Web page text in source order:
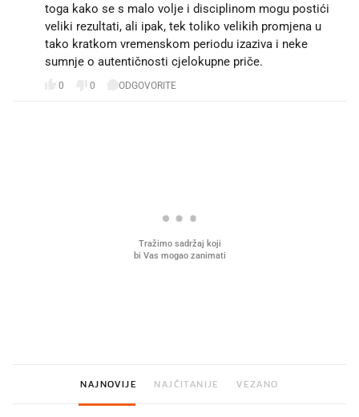
toga kako se s malo volje i disciplinom mogu postići
veliki rezultati, ali ipak, tek toliko velikih promjena u
tako kratkom vremenskom periodu izaziva i neke
sumnje o autentičnosti cjelokupne priče.
0 0 ODGOVORITE
NAJNOVIJE NAJČITANIJE VEZANO